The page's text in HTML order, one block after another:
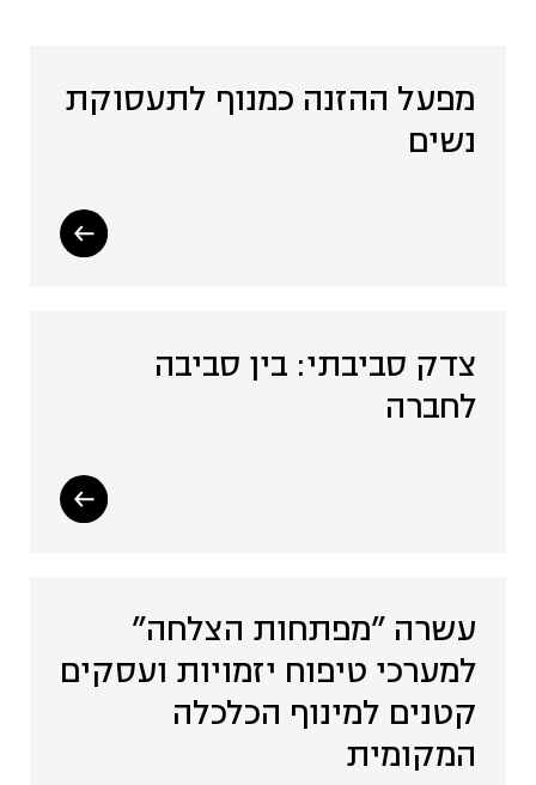
קהילה (19)
שיתופי פעולה, שותפויות
ומיזוגים (2)
תעשייה יצירתית (9)
תקשורת (3)
מפעל ההזנה כמנוף לתעסוקת
נשים
צדק סביבתי: בין סביבה
לחברה
עשרה ”מפתחות הצלחה”
למערכי טיפוח יזמויות ועסקים
קטנים למינוף הכלכלה
המקומית